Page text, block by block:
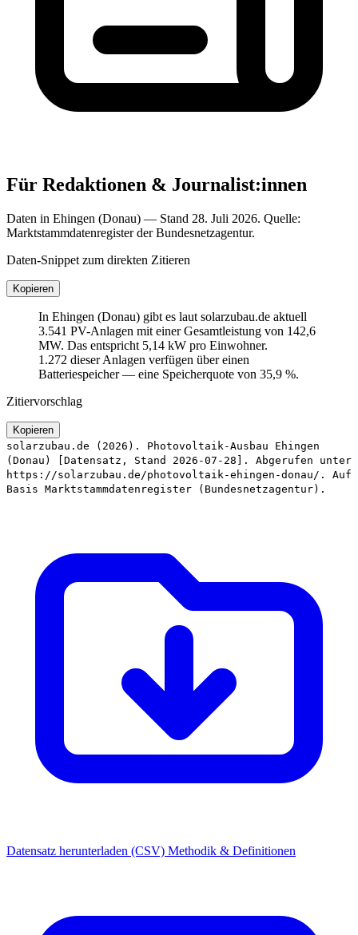
Für Redaktionen & Journalist:innen
Daten in Ehingen (Donau) — Stand 28. Juli 2026. Quelle:
Marktstammdatenregister der Bundesnetzagentur.
Daten-Snippet zum direkten Zitieren
Kopieren
In Ehingen (Donau) gibt es laut solarzubau.de aktuell
3.541 PV-Anlagen mit einer Gesamtleistung von 142,6
MW. Das entspricht 5,14 kW pro Einwohner.
1.272 dieser Anlagen verfügen über einen
Batteriespeicher — eine Speicherquote von 35,9 %.
Zitiervorschlag
Kopieren
solarzubau.de (2026). Photovoltaik-Ausbau Ehingen
(Donau) [Datensatz, Stand 2026-07-28]. Abgerufen unter
https://solarzubau.de/photovoltaik-ehingen-donau/. Auf
Basis Marktstammdatenregister (Bundesnetzagentur).
Datensatz herunterladen (CSV) Methodik & Definitionen